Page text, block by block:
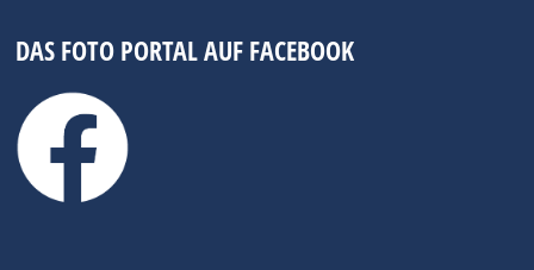
DAS FOTO PORTAL AUF FACEBOOK